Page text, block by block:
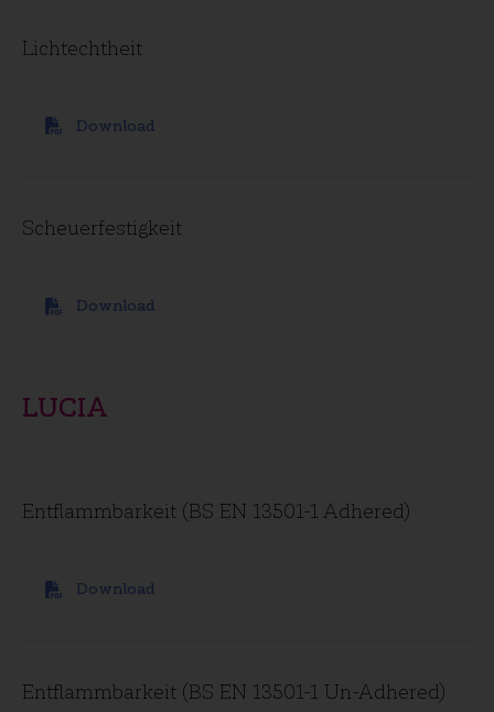
Lichtechtheit
Download
Scheuerfestigkeit
Download
LUCIA
Entflammbarkeit (BS EN 13501-1 Adhered)
Download
Entflammbarkeit (BS EN 13501-1 Un-Adhered)